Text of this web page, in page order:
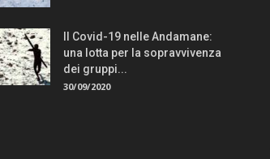
Il Covid-19 nelle Andamane:
una lotta per la sopravvivenza
dei gruppi...
30/09/2020